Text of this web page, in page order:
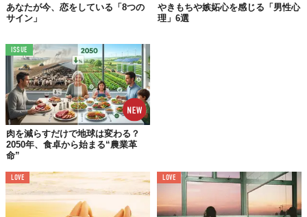
06.
あなたの前で涙を流すことをためらわない
07.
あなたの趣味に、自分も挑戦したがる
08.
毎日ランチタイムになると、「今日のメニューはこれ」と連
絡をくれる
09．
ノーメイクのセルフィを送ってくれる
あなたが今、恋をしている「8つの
サイン」
やきもちや嫉妬心を感じる「男性心
理」6選
ISSUE
肉を減らすだけで地球は変わる？
2050年、食卓から始まる“農業革
命”
LOVE LOVE